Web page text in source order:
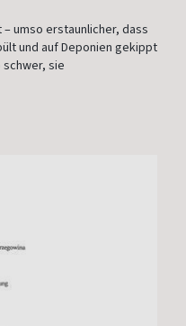
umso erstaunlicher, dass
und auf Deponien gekippt
sie